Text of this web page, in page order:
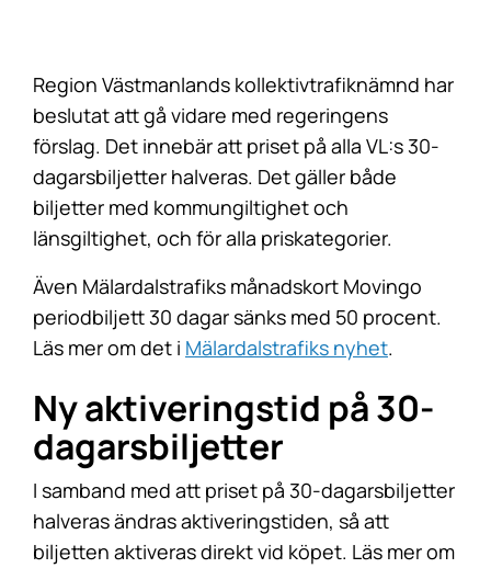
Region Västmanlands kollektivtrafiknämnd har
beslutat att gå vidare med regeringens
förslag. Det innebär att priset på alla VL:s 30-
dagarsbiljetter halveras. Det gäller både
biljetter med kommungiltighet och
länsgiltighet, och för alla priskategorier.
Även Mälardalstrafiks månadskort Movingo
periodbiljett 30 dagar sänks med 50 procent.
Läs mer om det i Mälardalstrafiks nyhet.
Ny aktiveringstid på 30-
dagarsbiljetter
I samband med att priset på 30-dagarsbiljetter
halveras ändras aktiveringstiden, så att
biljetten aktiveras direkt vid köpet. Läs mer om